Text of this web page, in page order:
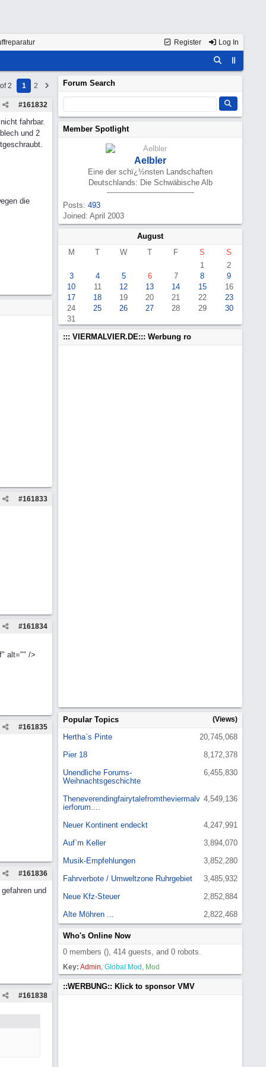
Register Log In
2 1 2
#161832
fahrbar.
und 2
die
#161833
#161834
alt="" />
#161835
#161836
und
#161838
Forum Search
Member Spotlight
Aelbler
Eine der schï¿½nsten Landschaften
Deutschlands: Die Schwäbische Alb
Posts: 493
Joined: April 2003
August
M
T W T F S
S
1
2
3
4 5 6 7 8
9
10
11 12 13 14 15
16
17
18 19 20 21 22
23
24
25 26 27 28 29
30
31
::: VIERMALVIER.DE::: Werbung ro
Popular Topics (Views)
20,745,068
Hertha`s Pinte
8,172,378
Pier 18
6,455,830
Unendliche Forums-
Weihnachtsgeschichte
4,549,136
Theneverendingfairytalefromtheviermalv
ierforum....
4,247,991
Neuer Kontinent endeckt
3,894,070
Auf`m Keller
3,852,280
Musik-Empfehlungen
3,485,932
Fahrverbote / Umweltzone Ruhrgebiet
2,852,884
Neue Kfz-Steuer
2,822,468
Alte Möhren ...
Who's Online Now
0 members (), 414 guests, and 0 robots.
Key: Admin, Global Mod , Mod
::WERBUNG:: Klick to sponsor VMV